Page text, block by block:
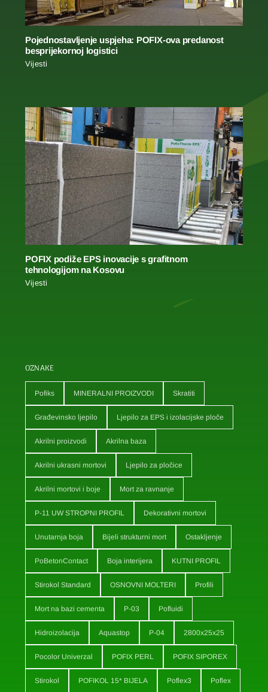
Pojednostavljenje uspjeha: POFIX-ova predanost
besprijekornoj logistici
Vijesti
POFIX podiže EPS inovacije s grafitnom
tehnologijom na Kosovu
Vijesti
OZNAKE
Pofiks MINERALNI PROIZVODI Skratiti
Građevinsko ljepilo Ljepilo za EPS i izolacijske ploče
Akrilni proizvodi Akrilna baza
Akrilni ukrasni mortovi Ljepilo za pločice
Akrilni mortovi i boje Mort za ravnanje
P-11 UW STROPNI PROFIL Dekorativni mortovi
Unutarnja boja Bijeli strukturni mort Ostakljenje
PoBetonContact Boja interijera KUTNI PROFIL
Stirokol Standard OSNOVNI MOLTERI Profili
Mort na bazi cementa P-03 Pofluidi
Hidroizolacija Aquastop P-04 2800x25x25
Pocolor Univerzal POFIX PERL POFIX SIPOREX
Stirokol POFIKOL 15* BIJELA Poflex3 Poflex